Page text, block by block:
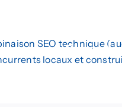
SEO technique
locaux et